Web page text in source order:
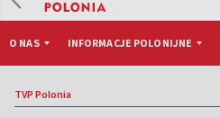
O NAS INFORMACJE POLONIJNE
TVP Polonia